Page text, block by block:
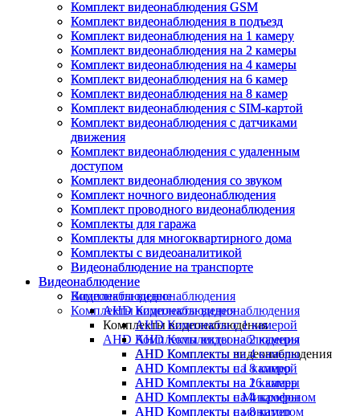
Комплект видеонаблюдения GSM
Комплект видеонаблюдения в подъезд
Комплект видеонаблюдения на 1 камеру
Комплект видеонаблюдения на 2 камеры
Комплект видеонаблюдения на 4 камеры
Комплект видеонаблюдения на 6 камер
Комплект видеонаблюдения на 8 камер
Комплект видеонаблюдения с SIM-картой
Комплект видеонаблюдения с датчиками
движения
Комплект видеонаблюдения с удаленным
доступом
Комплект видеонаблюдения со звуком
Комплект ночного видеонаблюдения
Комплект проводного видеонаблюдения
Комплекты для гаража
Комплекты для многоквартирного дома
Комплекты с видеоаналитикой
Видеонаблюдение на транспорте
Видеонаблюдение
Видеонаблюдение
Комплекты видеонаблюдения
Комплекты видеонаблюдения
AHD Комплекты видеонаблюдения
AHD Комплекты видеонаблюдения
AHD Комплекты с 1 камерой
AHD Комплекты на 2 камеры
AHD Комплекты на 4 камеры
AHD Комплекты на 8 камер
Комплект видеонаблюдения GSM
Комплект видеонаблюдения в подъезд
Комплект видеонаблюдения на 1 камеру
Комплект видеонаблюдения на 2 камеры
Комплект видеонаблюдения на 4 камеры
Комплект видеонаблюдения на 6 камер
Комплект видеонаблюдения на 8 камер
Комплект видеонаблюдения с SIM-картой
Комплект видеонаблюдения с датчиками
движения
Комплект видеонаблюдения с удаленным
доступом
Комплект видеонаблюдения со звуком
Комплект ночного видеонаблюдения
Комплект проводного видеонаблюдения
Комплекты для гаража
Комплекты для многоквартирного дома
Комплекты с видеоаналитикой
Видеонаблюдение на транспорте
Видеонаблюдение
Комплекты видеонаблюдения
AHD Комплекты видеонаблюдения
AHD Комплекты с 1 камерой
AHD Комплекты на 2 камеры
AHD Комплекты на 4 камеры
AHD Комплекты на 8 камер
AHD Комплекты на 16 камер
AHD Комплекты с Микрофоном
AHD Комплекты с монитором